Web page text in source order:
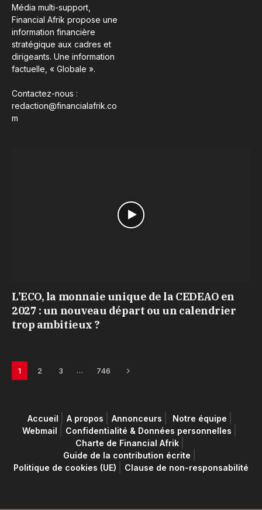
Média multi-support,
Financial Afrik propose une
information financière
stratégique aux cadres et
dirigeants. Une information
factuelle, « Globale ».
Contactez-nous :
redaction@financialafrik.co
m
L’ECO, la monnaie unique de la CEDEAO en
2027 : un nouveau départ ou un calendrier
trop ambitieux ?
1 2 3 … 746 Next
Accueil A propos Annonceurs
Notre équipe
Webmail
Confidentialité & Données personnelles
Charte de Financial Afrik
Guide de la contribution écrite
Politique de cookies (UE)
Clause de non-responsabilité